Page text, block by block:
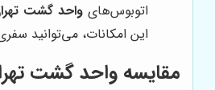
اتوبوس‌های واحد گشت
این امکانات، می‌توانید
مقایسه واحد گشت